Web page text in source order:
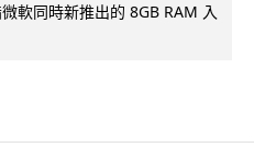
軟同時新推出的 8GB RAM 入